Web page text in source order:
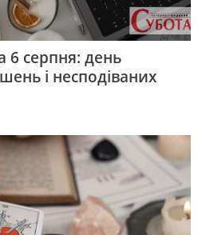
6 серпня: день
і несподіваних